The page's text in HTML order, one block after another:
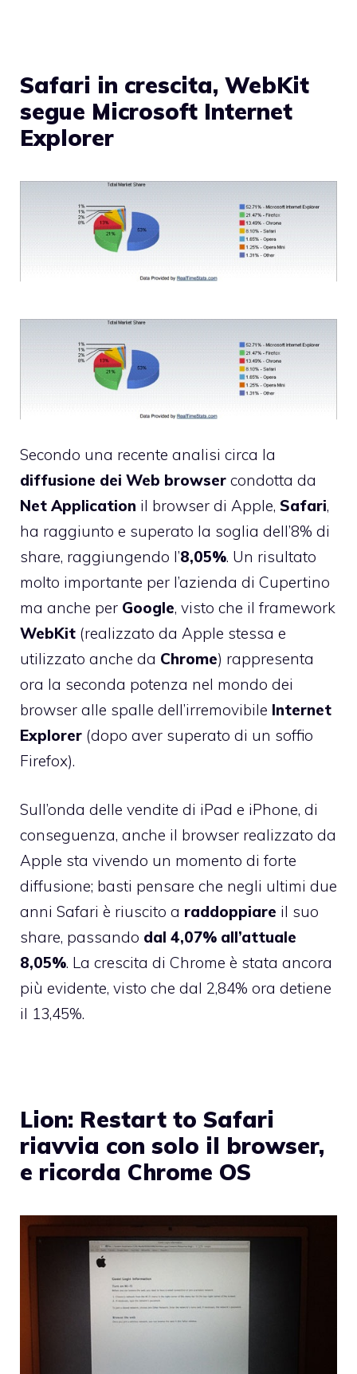
Safari in crescita, WebKit
segue Microsoft Internet
Explorer
Secondo una recente analisi circa la
diffusione dei Web browser condotta da
Net Application il browser di Apple, Safari,
ha raggiunto e superato la soglia dell’8% di
share, raggiungendo l’8,05%. Un risultato
molto importante per l’azienda di Cupertino
ma anche per Google, visto che il framework
WebKit (realizzato da Apple stessa e
utilizzato anche da Chrome) rappresenta
ora la seconda potenza nel mondo dei
browser alle spalle dell’irremovibile Internet
Explorer (dopo aver superato di un soffio
Firefox).
Sull’onda delle vendite di iPad e iPhone, di
conseguenza, anche il browser realizzato da
Apple sta vivendo un momento di forte
diffusione; basti pensare che negli ultimi due
anni Safari è riuscito a raddoppiare il suo
share, passando dal 4,07% all’attuale
8,05%. La crescita di Chrome è stata ancora
più evidente, visto che dal 2,84% ora detiene
il 13,45%.
Lion: Restart to Safari
riavvia con solo il browser,
e ricorda Chrome OS